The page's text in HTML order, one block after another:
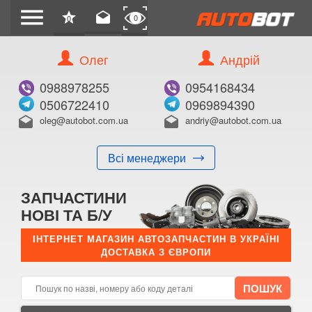
menu star
0 drafts 0
Олег
0988978255
0506722410
drafts oleg@autobot.com.ua
Всі менеджери
Андрій
0954168434
0969894390
drafts andriy@autobot.com.ua
ЗАПЧАСТИНИ
НОВІ ТА Б/У
ІНТЕРНЕТ МАГАЗИН АВТОЗАПЧАСТИН В УКРАЇНІ
ДОСТАВКА З ЄВРОПИ
КУПИТИ
Оригінальний номер:
Примітка:
E-mail:
Телефон: